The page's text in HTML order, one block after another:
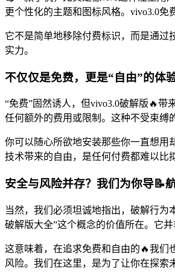
更个性化的主题和图标风格。vivo3.0免
它不是简单地移除付费标识，而是通过
实力。
不仅仅是免费，更是“自由”的体
“免费”固然诱人，但vivo3.0破解版🔥
任何额外的费用或限制。这种不受束缚
你可以随心所欲地安装那些你一直想用
技术带来的自由，是任何付费都难以比
安全与风险并存？我们为你导📝
当然，我们必须坦诚地指出，破解行为
破解版大全”这个概念的价值所在。它
这意味着，在追求免费和自由的🔥我们
风险。我们在这里，是为了让你在探索